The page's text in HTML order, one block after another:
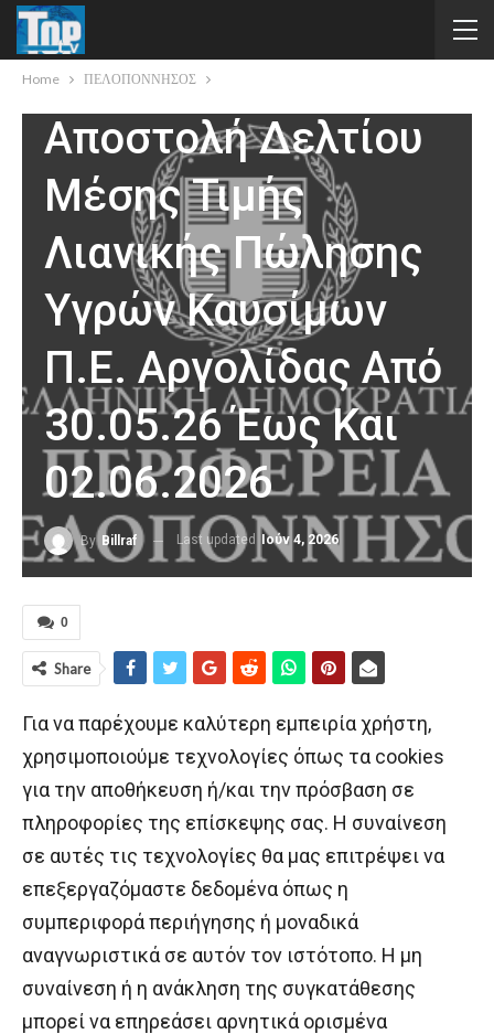
Home ΠΕΛΟΠΟΝΝΗΣΟΣ
ΠΕΛΟΠΟΝΝΗΣΟΣ
Αποστολή Δελτίου
Μέσης Τιμής
Λιανικής Πώλησης
Υγρών Καυσίμων
Π.Ε. Αργολίδας Από
30.05.26 Έως Και
02.06.2026
By Billraf Last updated Ιούν 4, 2026
0
Share
Για να παρέχουμε καλύτερη εμπειρία χρήστη,
χρησιμοποιούμε τεχνολογίες όπως τα cookies
για την αποθήκευση ή/και την πρόσβαση σε
πληροφορίες της επίσκεψης σας. Η συναίνεση
σε αυτές τις τεχνολογίες θα μας επιτρέψει να
επεξεργαζόμαστε δεδομένα όπως η
συμπεριφορά περιήγησης ή μοναδικά
αναγνωριστικά σε αυτόν τον ιστότοπο. Η μη
συναίνεση ή η ανάκληση της συγκατάθεσης
μπορεί να επηρεάσει αρνητικά ορισμένα